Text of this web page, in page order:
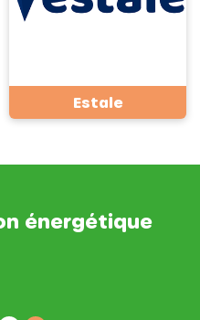
Estale
énergétique